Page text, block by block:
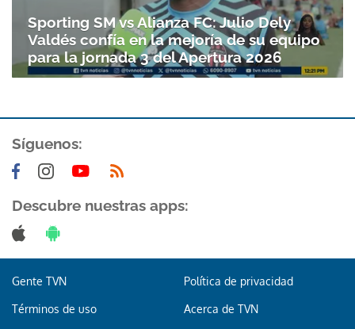
Sporting SM vs Alianza FC: Julio Dely
Valdés confía en la mejoría de su equipo
para la jornada 3 del Apertura 2026
Síguenos:
Descubre nuestras apps:
Gente TVN Política de privacidad
Términos de uso Acerca de TVN